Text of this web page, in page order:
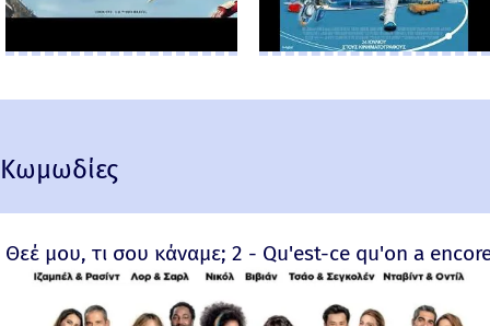
Κωμωδίες
Θεέ μου, τι σου κάναμε; 2 - Qu'est-ce qu'on a